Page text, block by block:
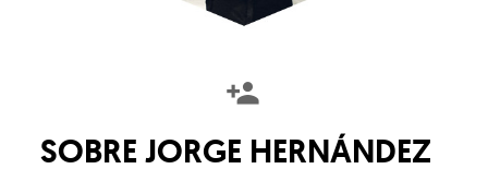
SOBRE JORGE HERNÁNDEZ